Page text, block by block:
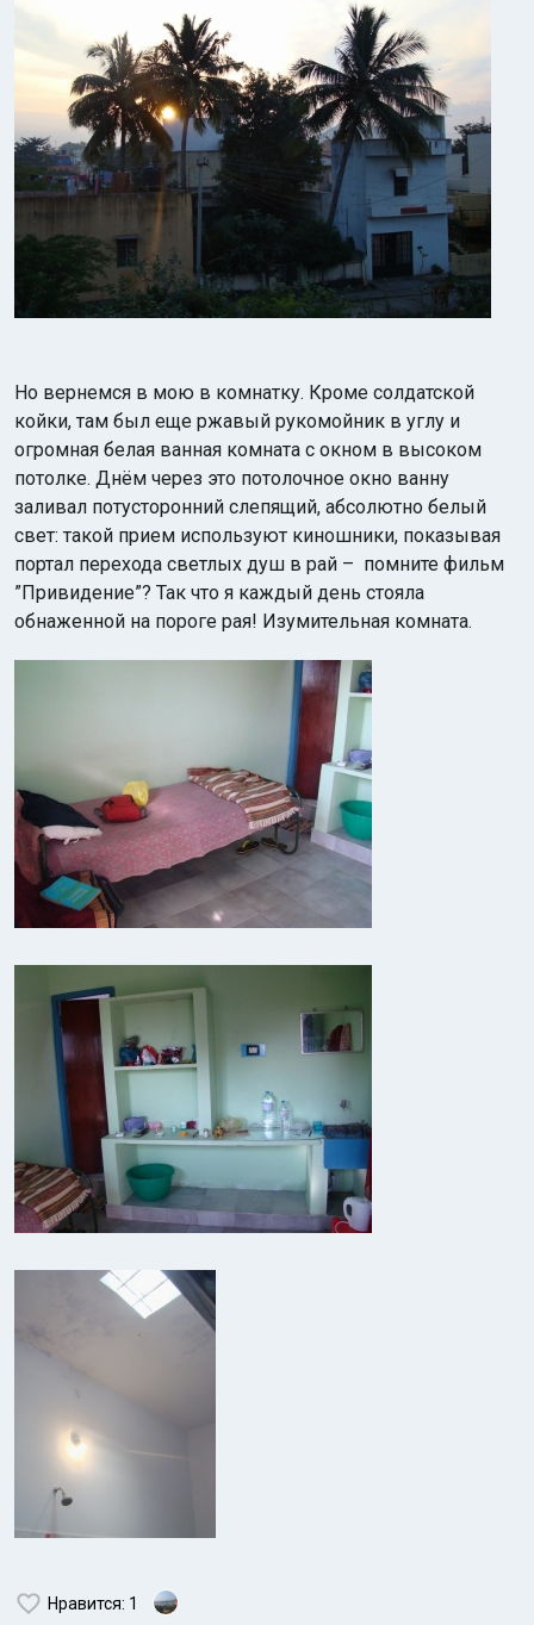
Но вернемся в мою в комнатку. Кроме солдатской
койки, там был еще ржавый рукомойник в углу и
огромная белая ванная комната с окном в высоком
потолке. Днём через это потолочное окно ванну
заливал потусторонний слепящий, абсолютно белый
свет: такой прием используют киношники, показывая
портал перехода светлых душ в рай – помните фильм
”Привидение”? Так что я каждый день стояла
обнаженной на пороге рая! Изумительная комната.
Нравится: 1